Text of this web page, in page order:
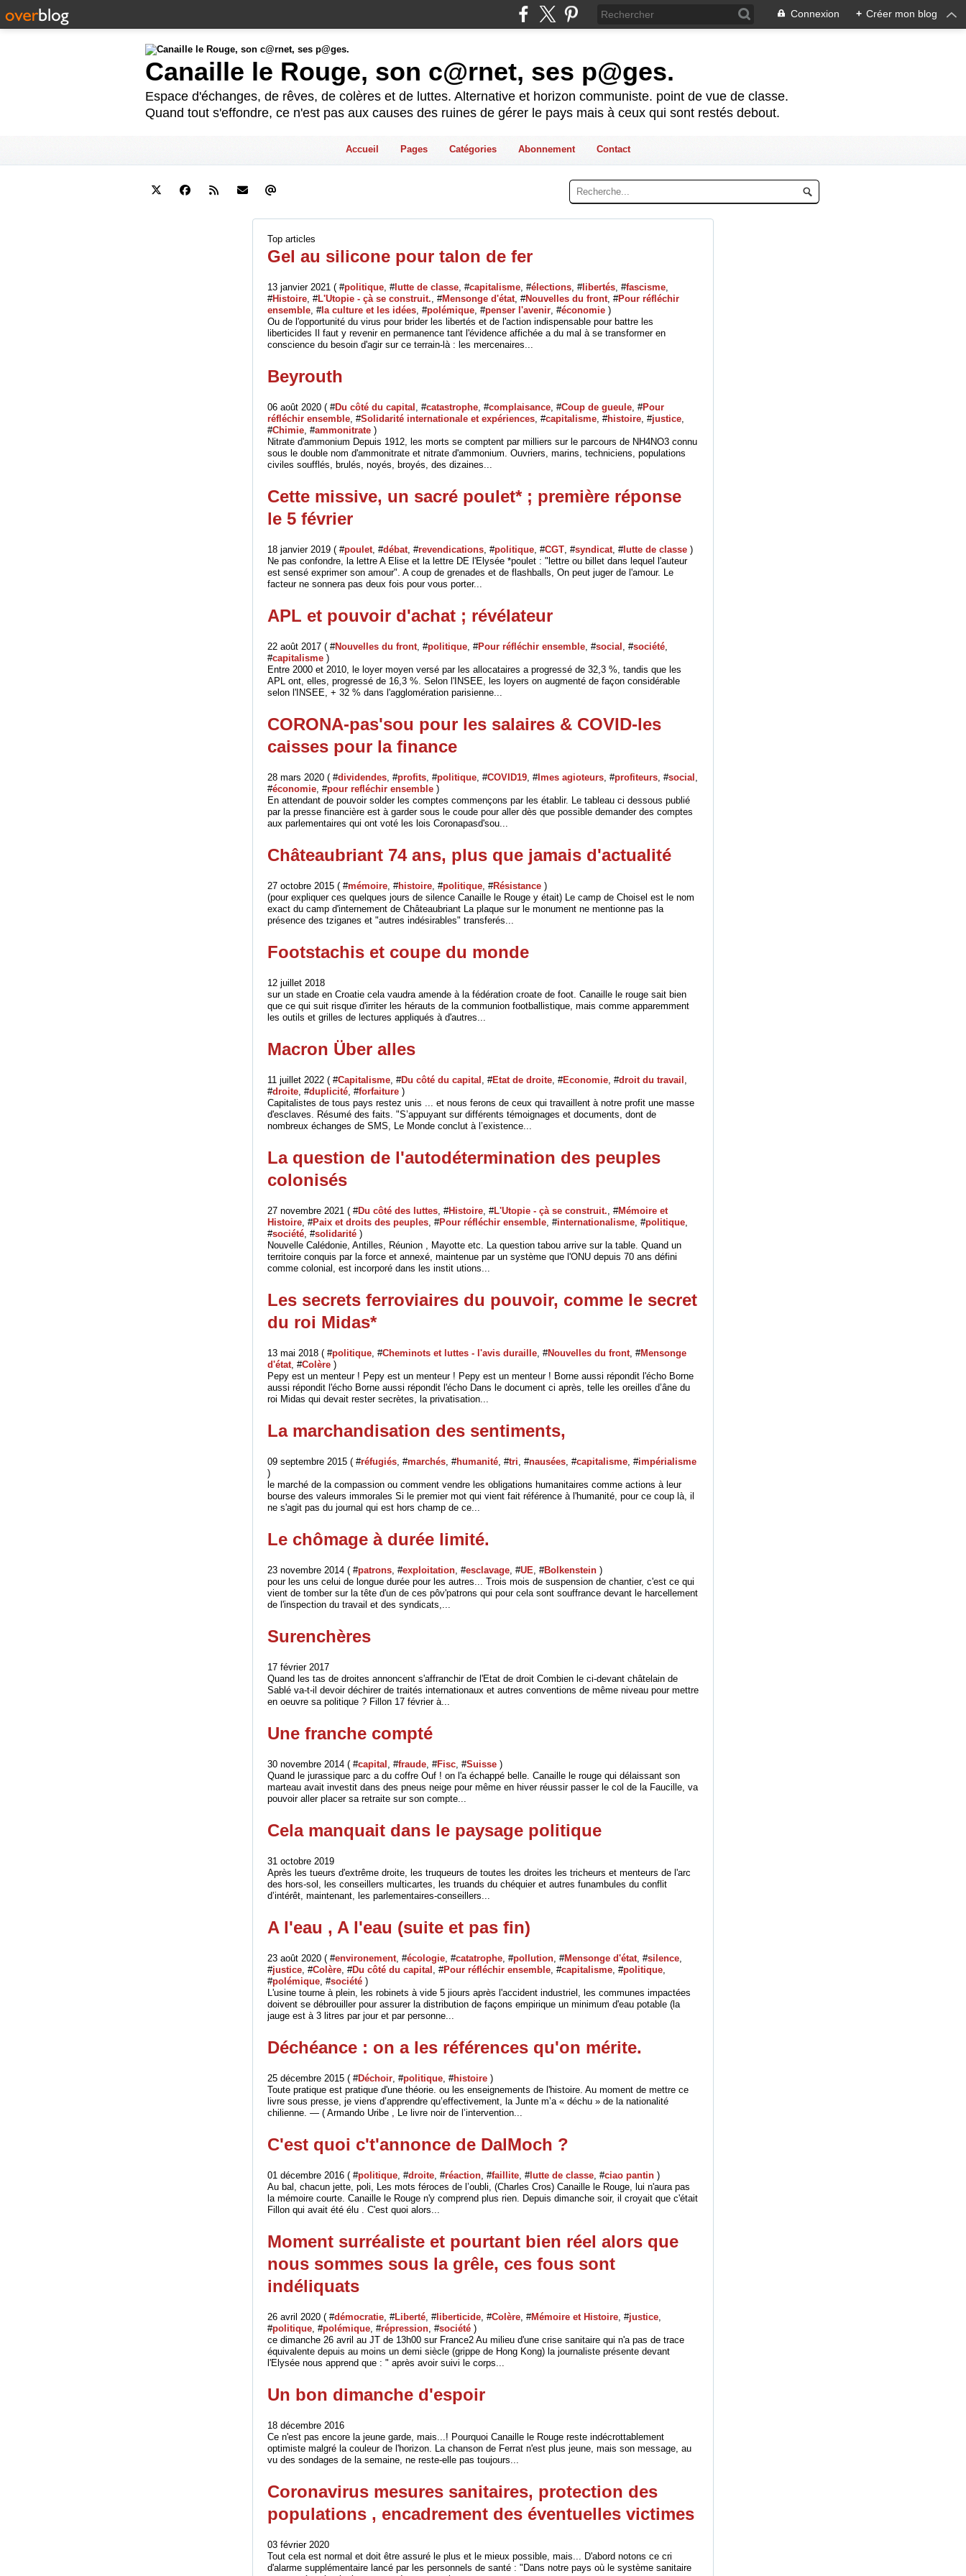
Connexion + Créer mon blog
Canaille le Rouge, son c@rnet, ses p@ges.
Espace d'échanges, de rêves, de colères et de luttes. Alternative et horizon communiste. point de vue de classe.
Quand tout s'effondre, ce n'est pas aux causes des ruines de gérer le pays mais à ceux qui sont restés debout.
Accueil Pages Catégories Abonnement Contact
Top articles
Gel au silicone pour talon de fer
13 janvier 2021 ( #politique , #lutte de classe , #capitalisme , #élections , #libertés , #fascisme
#Histoire , #L'Utopie - çà se construit. , #Mensonge d'état , #Nouvelles du front , #Pour réfléchir
ensemble , #la culture et les idées , #polémique , #penser l'avenir , #économie )
Ou de l'opportunité du virus pour brider les libertés et de l'action indispensable pour battre les
liberticides Il faut y revenir en permanence tant l'évidence affichée a du mal à se transformer en
conscience du besoin d'agir sur ce terrain-là : les mercenaires...
Beyrouth
06 août 2020 ( #Du côté du capital , #catastrophe , #complaisance , #Coup de gueule , #Pour
réfléchir ensemble , #Solidarité internationale et expériences , #capitalisme , #histoire , #justice
#Chimie , #ammonitrate )
Nitrate d'ammonium Depuis 1912, les morts se comptent par milliers sur le parcours de NH4NO3 connu
sous le double nom d'ammonitrate et nitrate d'ammonium. Ouvriers, marins, techniciens, populations
civiles soufflés, brulés, noyés, broyés, des dizaines...
Cette missive, un sacré poulet* ; première réponse
le 5 février
18 janvier 2019 ( #poulet , #débat , #revendications , #politique , #CGT , #syndicat , #lutte de classe )
Ne pas confondre, la lettre A Elise et la lettre DE l'Elysée *poulet : "lettre ou billet dans lequel l'auteur
est sensé exprimer son amour". A coup de grenades et de flashballs, On peut juger de l'amour. Le
facteur ne sonnera pas deux fois pour vous porter...
APL et pouvoir d'achat ; révélateur
22 août 2017 ( #Nouvelles du front , #politique , #Pour réfléchir ensemble , #social , #société
#capitalisme )
Entre 2000 et 2010, le loyer moyen versé par les allocataires a progressé de 32,3 %, tandis que les
APL ont, elles, progressé de 16,3 %. Selon l'INSEE, les loyers on augmenté de façon considérable
selon l'INSEE, + 32 % dans l'agglomération parisienne...
CORONA-pas'sou pour les salaires & COVID-les
caisses pour la finance
28 mars 2020 ( #dividendes , #profits , #politique , #COVID19 , #lmes agioteurs , #profiteurs , #social
#économie , #pour refléchir ensemble )
En attendant de pouvoir solder les comptes commençons par les établir. Le tableau ci dessous publié
par la presse financière est à garder sous le coude pour aller dès que possible demander des comptes
aux parlementaires qui ont voté les lois Coronapasd'sou...
Châteaubriant 74 ans, plus que jamais d'actualité
27 octobre 2015 ( #mémoire , #histoire , #politique , #Résistance )
(pour expliquer ces quelques jours de silence Canaille le Rouge y était) Le camp de Choisel est le nom
exact du camp d'internement de Châteaubriant La plaque sur le monument ne mentionne pas la
présence des tziganes et "autres indésirables" transferés...
Footstachis et coupe du monde
12 juillet 2018
sur un stade en Croatie cela vaudra amende à la fédération croate de foot. Canaille le rouge sait bien
que ce qui suit risque d'irriter les hérauts de la communion footballistique, mais comme apparemment
les outils et grilles de lectures appliqués à d'autres...
Macron Über alles
11 juillet 2022 ( #Capitalisme , #Du côté du capital , #Etat de droite , #Economie , #droit du travail
#droite , #duplicité , #forfaiture )
Capitalistes de tous pays restez unis ... et nous ferons de ceux qui travaillent à notre profit une masse
d'esclaves. Résumé des faits. "S’appuyant sur différents témoignages et documents, dont de
nombreux échanges de SMS, Le Monde conclut à l’existence...
La question de l'autodétermination des peuples
colonisés
27 novembre 2021 ( #Du côté des luttes , #Histoire , #L'Utopie - çà se construit. , #Mémoire et
Histoire , #Paix et droits des peuples , #Pour réfléchir ensemble , #internationalisme , #politique
#société , #solidarité )
Nouvelle Calédonie, Antilles, Réunion , Mayotte etc. La question tabou arrive sur la table. Quand un
territoire conquis par la force et annexé, maintenue par un système que l'ONU depuis 70 ans défini
comme colonial, est incorporé dans les instit utions...
Les secrets ferroviaires du pouvoir, comme le secret
du roi Midas*
13 mai 2018 ( #politique , #Cheminots et luttes - l'avis duraille , #Nouvelles du front , #Mensonge
d'état , #Colère )
Pepy est un menteur ! Pepy est un menteur ! Pepy est un menteur ! Borne aussi répondit l'écho Borne
aussi répondit l'écho Borne aussi répondit l'écho Dans le document ci après, telle les oreilles d’âne du
roi Midas qui devait rester secrètes, la privatisation...
La marchandisation des sentiments,
09 septembre 2015 ( #réfugiés , #marchés , #humanité , #tri , #nausées , #capitalisme , #impérialisme
)
le marché de la compassion ou comment vendre les obligations humanitaires comme actions à leur
bourse des valeurs immorales Si le premier mot qui vient fait référence à l'humanité, pour ce coup là, il
ne s'agit pas du journal qui est hors champ de ce...
Le chômage à durée limité.
23 novembre 2014 ( #patrons , #exploitation , #esclavage , #UE , #Bolkenstein )
pour les uns celui de longue durée pour les autres... Trois mois de suspension de chantier, c'est ce qui
vient de tomber sur la tête d'un de ces pôv'patrons qui pour cela sont souffrance devant le harcellement
de l'inspection du travail et des syndicats,...
Surenchères
17 février 2017
Quand les tas de droites annoncent s'affranchir de l'Etat de droit Combien le ci-devant châtelain de
Sablé va-t-il devoir déchirer de traités internationaux et autres conventions de même niveau pour mettre
en oeuvre sa politique ? Fillon 17 février à...
Une franche compté
30 novembre 2014 ( #capital , #fraude , #Fisc , #Suisse )
Quand le jurassique parc a du coffre Ouf ! on l'a échappé belle. Canaille le rouge qui délaissant son
marteau avait investit dans des pneus neige pour même en hiver réussir passer le col de la Faucille, va
pouvoir aller placer sa retraite sur son compte...
Cela manquait dans le paysage politique
31 octobre 2019
Après les tueurs d'extrême droite, les truqueurs de toutes les droites les tricheurs et menteurs de l'arc
des hors-sol, les conseillers multicartes, les truands du chéquier et autres funambules du conflit
d’intérêt, maintenant, les parlementaires-conseillers...
A l'eau , A l'eau (suite et pas fin)
23 août 2020 ( #environement , #écologie , #catatrophe , #pollution , #Mensonge d'état , #silence
#justice , #Colère , #Du côté du capital , #Pour réfléchir ensemble , #capitalisme , #politique
#polémique , #société )
L'usine tourne à plein, les robinets à vide 5 jiours après l'accident industriel, les communes impactées
doivent se débrouiller pour assurer la distribution de façons empirique un minimum d'eau potable (la
jauge est à 3 litres par jour et par personne...
Déchéance : on a les références qu'on mérite.
25 décembre 2015 ( #Déchoir , #politique , #histoire )
Toute pratique est pratique d'une théorie. ou les enseignements de l'histoire. Au moment de mettre ce
livre sous presse, je viens d’apprendre qu’effectivement, la Junte m’a « déchu » de la nationalité
chilienne. — ( Armando Uribe , Le livre noir de l’intervention...
C'est quoi c't'annonce de DalMoch ?
01 décembre 2016 ( #politique , #droite , #réaction , #faillite , #lutte de classe , #ciao pantin )
Au bal, chacun jette, poli, Les mots féroces de l’oubli, (Charles Cros) Canaille le Rouge, lui n'aura pas
la mémoire courte. Canaille le Rouge n'y comprend plus rien. Depuis dimanche soir, il croyait que c'était
Fillon qui avait été élu . C'est quoi alors...
Moment surréaliste et pourtant bien réel alors que
nous sommes sous la grêle, ces fous sont
indéliquats
26 avril 2020 ( #démocratie , #Liberté , #liberticide , #Colère , #Mémoire et Histoire , #justice
#politique , #polémique , #répression , #société )
ce dimanche 26 avril au JT de 13h00 sur France2 Au milieu d'une crise sanitaire qui n'a pas de trace
équivalente depuis au moins un demi siècle (grippe de Hong Kong) la journaliste présente devant
l'Elysée nous apprend que : " après avoir suivi le corps...
Un bon dimanche d'espoir
18 décembre 2016
Ce n'est pas encore la jeune garde, mais...! Pourquoi Canaille le Rouge reste indécrottablement
optimiste malgré la couleur de l'horizon. La chanson de Ferrat n'est plus jeune, mais son message, au
vu des sondages de la semaine, ne reste-elle pas toujours...
Coronavirus mesures sanitaires, protection des
populations , encadrement des éventuelles victimes
03 février 2020
Tout cela est normal et doit être assuré le plus et le mieux possible, mais... D'abord notons ce cri
d'alarme supplémentaire lancé par les personnels de santé : "Dans notre pays où le système sanitaire